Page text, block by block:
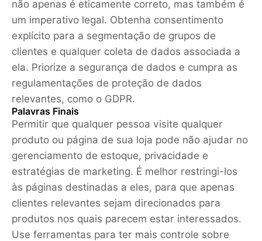
não apenas é eticamente correto, mas também é
um imperativo legal. Obtenha consentimento
explícito para a segmentação de grupos de
clientes e qualquer coleta de dados associada a
ela. Priorize a segurança de dados e cumpra as
regulamentações de proteção de dados
relevantes, como o GDPR.
Palavras Finais
Permitir que qualquer pessoa visite qualquer
produto ou página de sua loja pode não ajudar no
gerenciamento de estoque, privacidade e
estratégias de marketing. É melhor restringi-los
às páginas destinadas a eles, para que apenas
clientes relevantes sejam direcionados para
produtos nos quais parecem estar interessados.
Use ferramentas para ter mais controle sobre